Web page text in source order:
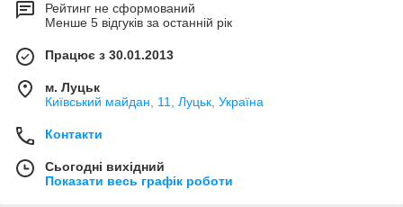
Рейтинг не сформований
Менше 5 відгуків за останній рік
Працює з 30.01.2013
м. Луцьк
Київський майдан, 11, Луцьк, Україна
Контакти
Сьогодні вихідний
Показати весь графік роботи